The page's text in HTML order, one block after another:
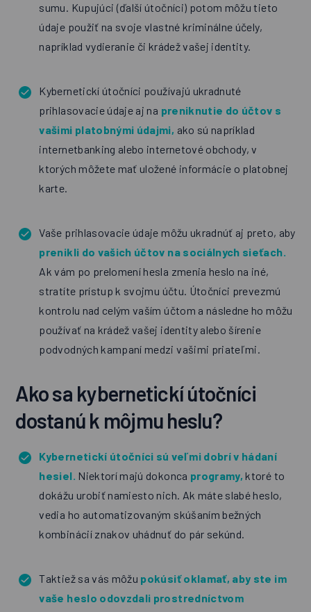
sumu. Kupujúci (ďalší útočníci) potom môžu tieto
údaje použiť na svoje vlastné kriminálne účely,
napríklad vydieranie či krádež vašej identity.
Kybernetickí útočníci používajú ukradnuté
prihlasovacie údaje aj na preniknutie do účtov s
vašimi platobnými údajmi, ako sú napríklad
internetbanking alebo internetové obchody, v
ktorých môžete mať uložené informácie o platobnej
karte.
Vaše prihlasovacie údaje môžu ukradnúť aj preto, aby
prenikli do vašich účtov na sociálnych sieťach.
Ak vám po prelomení hesla zmenia heslo na iné,
stratíte prístup k svojmu účtu. Útočníci prevezmú
kontrolu nad celým vaším účtom a následne ho môžu
používať na krádež vašej identity alebo šírenie
podvodných kampaní medzi vašimi priateľmi.
Ako sa kybernetickí útočníci
dostanú k môjmu heslu?
Kybernetickí útočníci sú veľmi dobrí v hádaní
hesiel. Niektorí majú dokonca programy, ktoré to
dokážu urobiť namiesto nich. Ak máte slabé heslo,
vedia ho automatizovaným skúšaním bežných
kombinácií znakov uhádnuť do pár sekúnd.
Taktiež sa vás môžu pokúsiť oklamať, aby ste im
vaše heslo odovzdali prostredníctvom